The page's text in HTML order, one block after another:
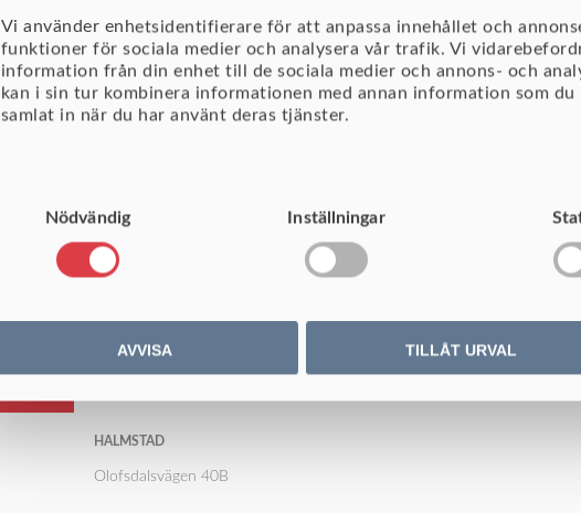
Vi använder enhetsidentifierare för att anpassa innehållet och
funktioner för sociala medier och analysera vår trafik. Vi
information från din enhet till de sociala medier och annons- och
kan i sin tur kombinera informationen med annan information som
samlat in när du har använt deras tjänster.
Nödvändig
Inställningar
AVVISA TILLÅT URVAL
HALMSTAD
Olofsdalsvägen 40B